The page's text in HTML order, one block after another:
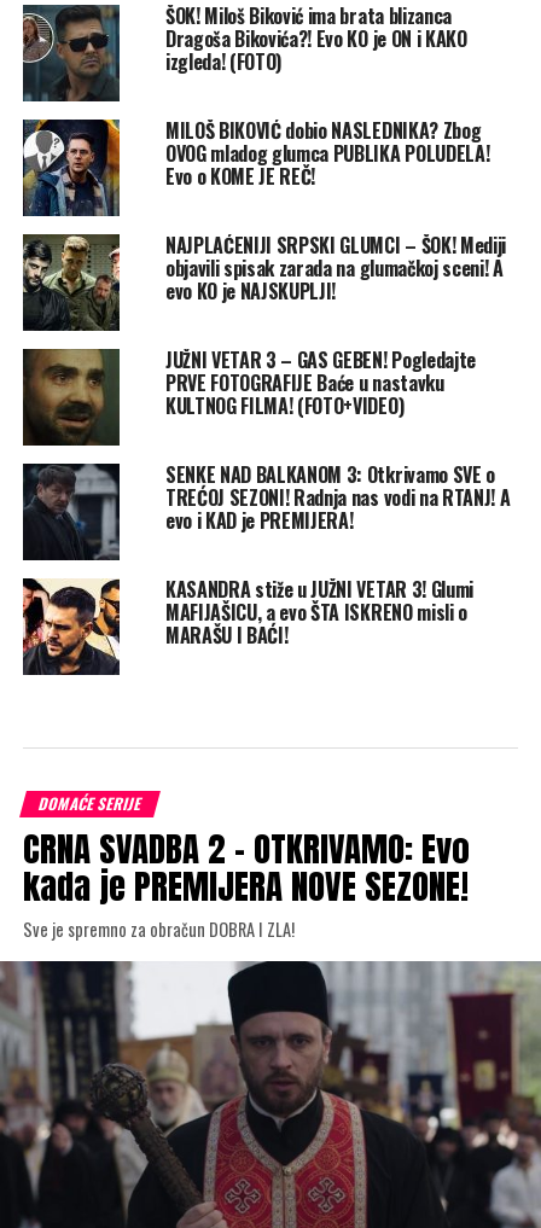
ŠOK! Miloš Biković ima brata blizanca
Dragoša Bikovića?! Evo KO je ON i KAKO
izgleda! (FOTO)
MILOŠ BIKOVIĆ dobio NASLEDNIKA? Zbog
OVOG mladog glumca PUBLIKA POLUDELA!
Evo o KOME JE REČ!
NAJPLAĆENIJI SRPSKI GLUMCI – ŠOK! Mediji
objavili spisak zarada na glumačkoj sceni! A
evo KO je NAJSKUPLJI!
JUŽNI VETAR 3 – GAS GEBEN! Pogledajte
PRVE FOTOGRAFIJE Baće u nastavku
KULTNOG FILMA! (FOTO+VIDEO)
SENKE NAD BALKANOM 3: Otkrivamo SVE o
TREĆOJ SEZONI! Radnja nas vodi na RTANJ! A
evo i KAD je PREMIJERA!
KASANDRA stiže u JUŽNI VETAR 3! Glumi
MAFIJAŠICU, a evo ŠTA ISKRENO misli o
MARAŠU I BAĆI!
DOMAĆE SERIJE
CRNA SVADBA 2 – OTKRIVAMO: Evo
kada je PREMIJERA NOVE SEZONE!
Sve je spremno za obračun DOBRA I ZLA!